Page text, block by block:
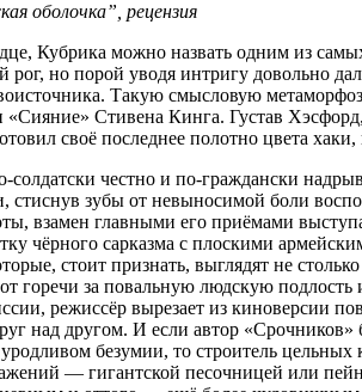
оболочка”, рецензия
Кубрика можно назвать одним из
рог, но порой уводя интригу довольно
Такую смысловую
«Сияние» Стивена Кинга. Густав
своё последнее полотно цвета
честно и по-граждански
стиснув зубы от невыносимой боли
взамен главными его приёмами
чёрного сарказма с плоскими
стоит признать, выглядят не
от горечи за повальную людскую
режиссёр вырезает из киноверсии
над другом. И если автор
безумии, то строитель
— гигантской песочницей или